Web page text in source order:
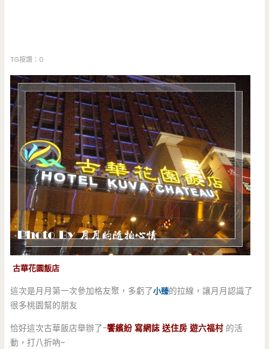
TG按讚：0
古華花園飯店
這次是月月第一次參加格友聚，多虧了小臻的拉線，讓月月認識了
很多桃園幫的朋友
恰好這次古華飯店舉辦了-饗繽紛 寫網誌 送住房 遊六福村 的活
動，打八折吶~